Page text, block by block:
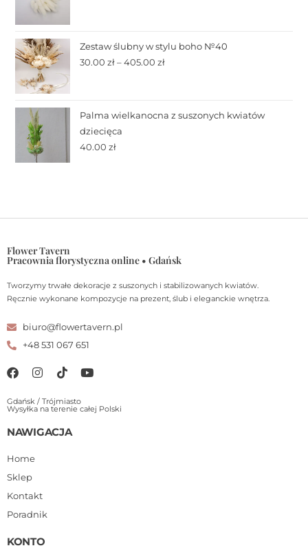
Zestaw ślubny w stylu boho №40
30.00zł – 405.00zł
Palma wielkanocna z suszonych kwiatów
dziecięca
40.00zł
Flower Tavern
Pracownia florystyczna online • Gdańsk
Tworzymy trwałe dekoracje z suszonych i stabilizowanych kwiatów.
Ręcznie wykonane kompozycje na prezent, ślub i eleganckie wnętrza.
biuro@flowertavern.pl
+48 531 067 651
Gdańsk / Trójmiasto
Wysyłka na terenie całej Polski
NAWIGACJA
Home
Sklep
Kontakt
Poradnik
KONTO